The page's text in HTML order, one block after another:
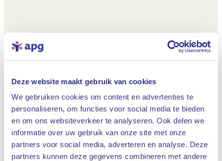
Deze website maakt gebruik van cookies
We gebruiken cookies om content en advertenties te
personaliseren, om functies voor social media te bieden
en om ons websiteverkeer te analyseren. Ook delen we
informatie over uw gebruik van onze site met onze
partners voor social media, adverteren en analyse. Deze
partners kunnen deze gegevens combineren met andere